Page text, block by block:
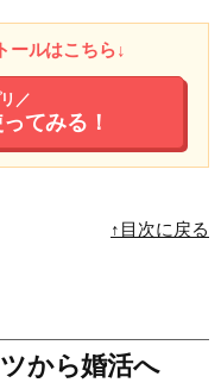
ールはこちら↓
／
てみる！
↑目次に戻る
から婚活へ